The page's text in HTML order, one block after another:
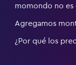
momondo no es
Agregamos
¿Por qué los